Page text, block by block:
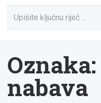
Oznaka:
nabava